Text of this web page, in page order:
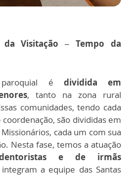
da Visitação – Tempo da
é dividida em
, tanto na zona rural
comunidades, tendo cada
são divididas em
cada um com sua
Nesta fase, temos a atuação
e de irmãs
a equipe das Santas